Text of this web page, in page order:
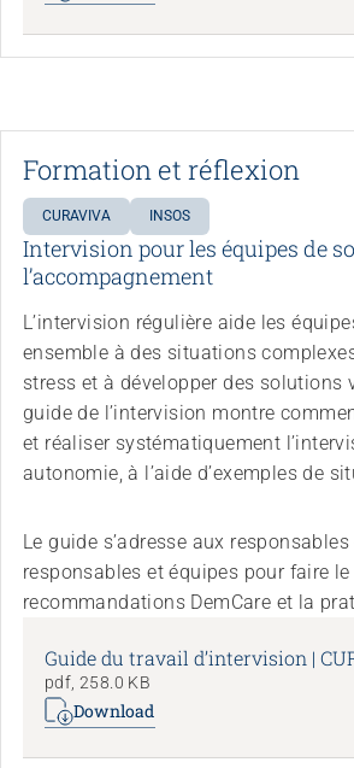
Formation et réflexion
CURAVIVA INSOS
Intervision pour les équipes de
l’accompagnement
L’intervision régulière aide les
ensemble à des situations
stress et à développer des solutions
guide de l’intervision montre
et réaliser systématiquement
autonomie, à l’aide d’exemples de
Le guide s’adresse aux
responsables et équipes pour faire
recommandations DemCare et la
Guide du travail d’intervision |
pdf, 258.0 KB
Download